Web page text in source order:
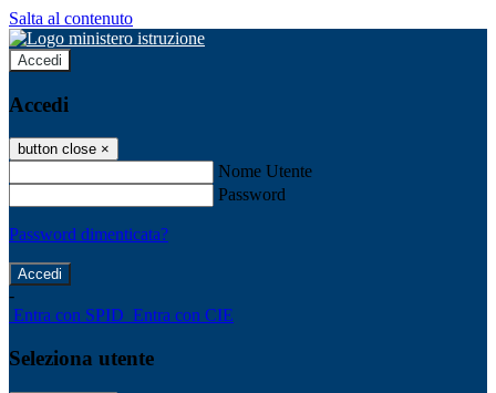
Salta al contenuto
Accedi
Accedi
button close ×
Nome Utente
Password
Password dimenticata?
-
Entra con SPID Entra con CIE
Seleziona utente